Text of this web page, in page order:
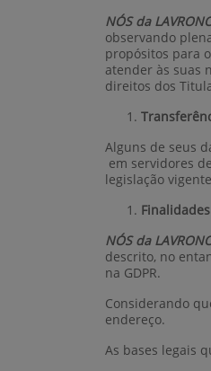
NÓS da
observando
propósitos para
atender às suas
direitos dos
Alguns de seus
em servidores
legislação
NÓS da
descrito, no
na GDPR.
Considerando
endereço.
As bases legais